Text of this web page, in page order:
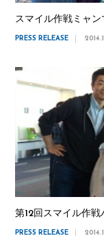
スマイル作戦ミャン
PRESS RELEASE
第12回スマイル作
PRESS RELEASE